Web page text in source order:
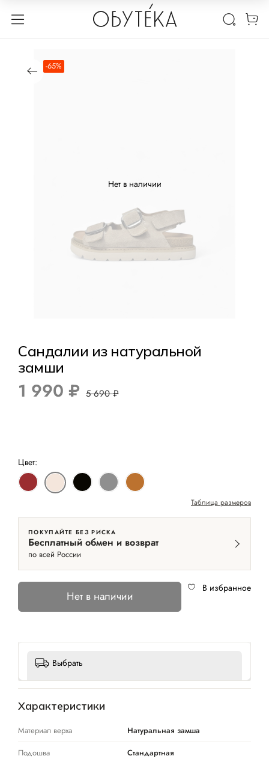
Нет в наличии
-65%
Сандалии из натуральной
замши
1 990 ₽ 5 690 ₽
Цвет:
Таблица размеров
ПОКУПАЙТЕ БЕЗ РИСКА
Бесплатный обмен и возврат
по всей России
Нет в наличии
В избранное
Выбрать
Характеристики
Материал верха
Натуральная замша
Подошва
Стандартная